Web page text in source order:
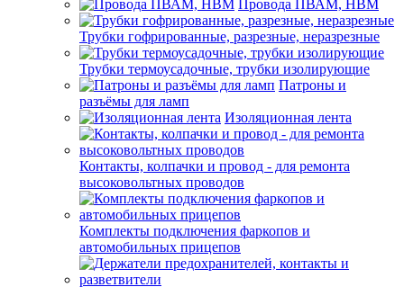
Провода ПВАМ, НВМ
Трубки гофрированные, разрезные, неразрезные
Трубки термоусадочные, трубки изолирующие
Патроны и
разъёмы для ламп
Изоляционная лента
Контакты, колпачки и провод - для ремонта
высоковольтных проводов
Комплекты подключения фаркопов и
автомобильных прицепов